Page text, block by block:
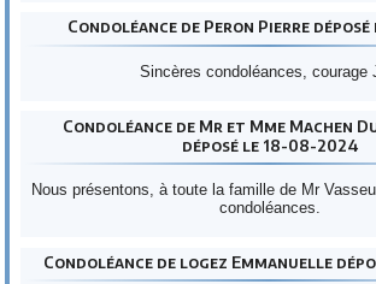
Condoléance de Peron Pierre
Sincères condoléances, courage
Condoléance de Mr et Mme Machen
déposé le 18-08-2024
Nous présentons, à toute la famille de Mr
condoléances.
Condoléance de logez Emmanuelle